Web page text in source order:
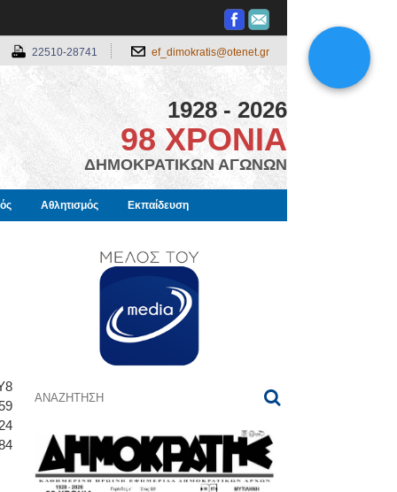
22510-28741 ef_dimokratis@otenet.gr
1928 - 2026
98 ΧΡΟΝΙΑ
ΔΗΜΟΚΡΑΤΙΚΩΝ ΑΓΩΝΩΝ
Αθλητισμός Εκπαίδευση